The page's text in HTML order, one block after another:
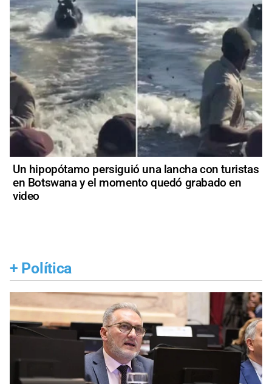
Un hipopótamo persiguió una lancha con turistas
en Botswana y el momento quedó grabado en
video
+ Política